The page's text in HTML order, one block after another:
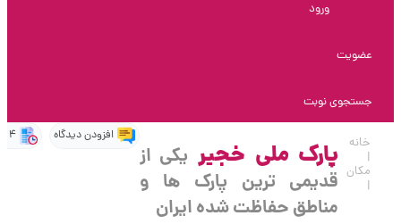
ورود
عضویت
جستجوی نوبت
خانه
|
مکان
|
پارک ملی خجیر یکی از
قدیمی ترین پارک ها و
مناطق حفاظت شده ایران
افزودن دیدگاه 4 دقیقه